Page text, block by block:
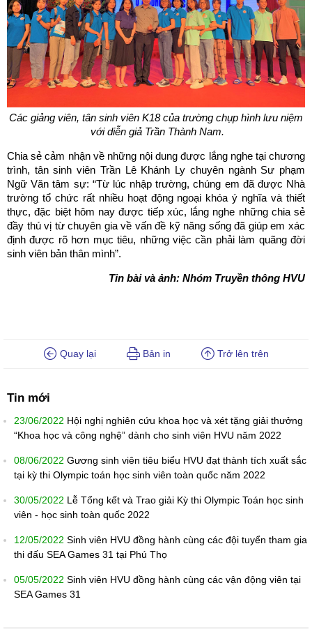
Các giảng viên, tân sinh viên K18 của trường chụp hình lưu niệm
với diễn giả Trần Thành Nam.
Chia sẻ cảm nhận về những nội dung được lắng nghe tại chương
trình, tân sinh viên Trần Lê Khánh Ly chuyên ngành Sư phạm
Ngữ Văn tâm sự: “Từ lúc nhập trường, chúng em đã được Nhà
trường tổ chức rất nhiều hoạt động ngoại khóa ý nghĩa và thiết
thực, đặc biệt hôm nay được tiếp xúc, lắng nghe những chia sẻ
đầy thú vị từ chuyên gia về vấn đề kỹ năng sống đã giúp em xác
định được rõ hơn mục tiêu, những việc cần phải làm quãng đời
sinh viên bản thân mình”.
Tin bài và ảnh: Nhóm Truyền thông HVU
Quay lại Bản in Trở lên trên
Tin mới
23/06/2022 Hội nghị nghiên cứu khoa học và xét tặng giải thưởng
“Khoa học và công nghệ” dành cho sinh viên HVU năm 2022
08/06/2022 Gương sinh viên tiêu biểu HVU đạt thành tích xuất sắc
tại kỳ thi Olympic toán học sinh viên toàn quốc năm 2022
30/05/2022 Lễ Tổng kết và Trao giải Kỳ thi Olympic Toán học sinh
viên - học sinh toàn quốc 2022
12/05/2022 Sinh viên HVU đồng hành cùng các đội tuyển tham gia
thi đấu SEA Games 31 tại Phú Thọ
05/05/2022 Sinh viên HVU đồng hành cùng các vận động viên tại
SEA Games 31